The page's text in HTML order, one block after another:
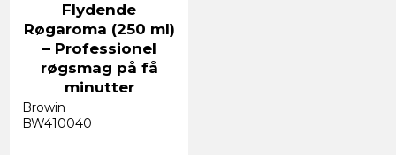
Flydende
Røgaroma (250 ml)
– Professionel
røgsmag på få
minutter
Browin
BW410040